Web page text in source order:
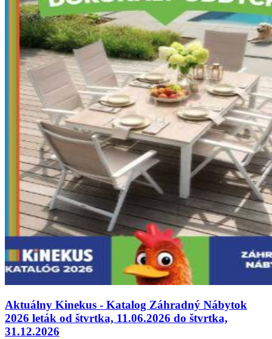
Aktuálny Kinekus - Katalog Záhradný Nábytok
2026 leták od štvrtka, 11.06.2026 do štvrtka,
31.12.2026